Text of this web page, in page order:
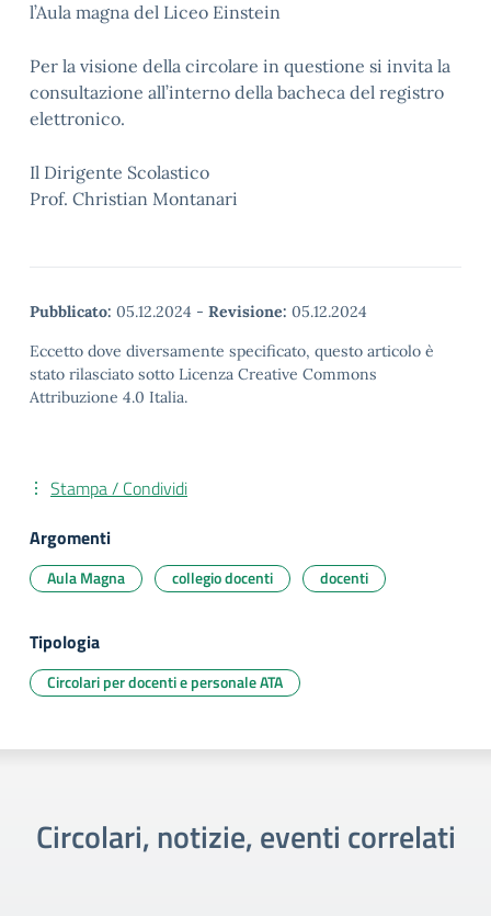
l’Aula magna del Liceo Einstein
Per la visione della circolare in questione si invita la
consultazione all’interno della bacheca del registro
elettronico.
Il Dirigente Scolastico
Prof. Christian Montanari
Pubblicato: 05.12.2024 - Revisione: 05.12.2024
Eccetto dove diversamente specificato, questo articolo è
stato rilasciato sotto Licenza Creative Commons
Attribuzione 4.0 Italia.
Stampa / Condividi
Argomenti
Aula Magna collegio docenti docenti
Tipologia
Circolari per docenti e personale ATA
Circolari, notizie, eventi correlati